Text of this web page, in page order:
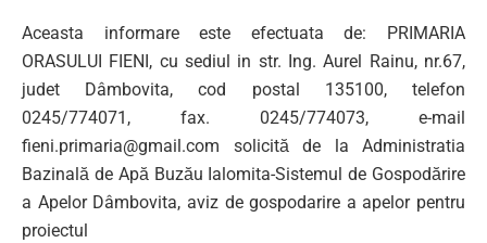
Aceasta informare este efectuata de: PRIMARIA
ORASULUI FIENI, cu sediul in str. Ing. Aurel Rainu, nr.67,
judet Dâmbovita, cod postal 135100, telefon
0245/774071, fax. 0245/774073, e-mail
fieni.primaria@gmail.com solicită de la Administratia
Bazinală de Apă Buzău Ialomita-Sistemul de Gospodărire
a Apelor Dâmbovita, aviz de gospodarire a apelor pentru
proiectul